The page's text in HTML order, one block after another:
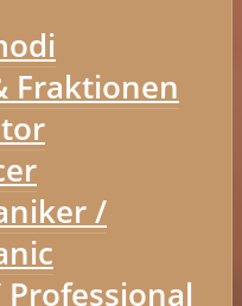
Fraktionen
/